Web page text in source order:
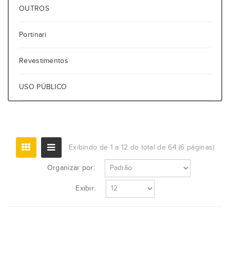
OUTROS
Portinari
Revestimentos
USO PÚBLICO
Exibindo de 1 a 12 do total de 64 (6 páginas)
Organizar por:
Exibir: